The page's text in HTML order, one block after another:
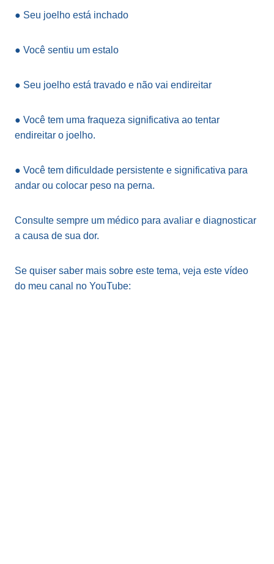
● Seu joelho está inchado
● Você sentiu um estalo
● Seu joelho está travado e não vai endireitar
● Você tem uma fraqueza significativa ao tentar
endireitar o joelho.
● Você tem dificuldade persistente e significativa para
andar ou colocar peso na perna.
Consulte sempre um médico para avaliar e diagnosticar
a causa de sua dor.
Se quiser saber mais sobre este tema, veja este vídeo
do meu canal no YouTube: